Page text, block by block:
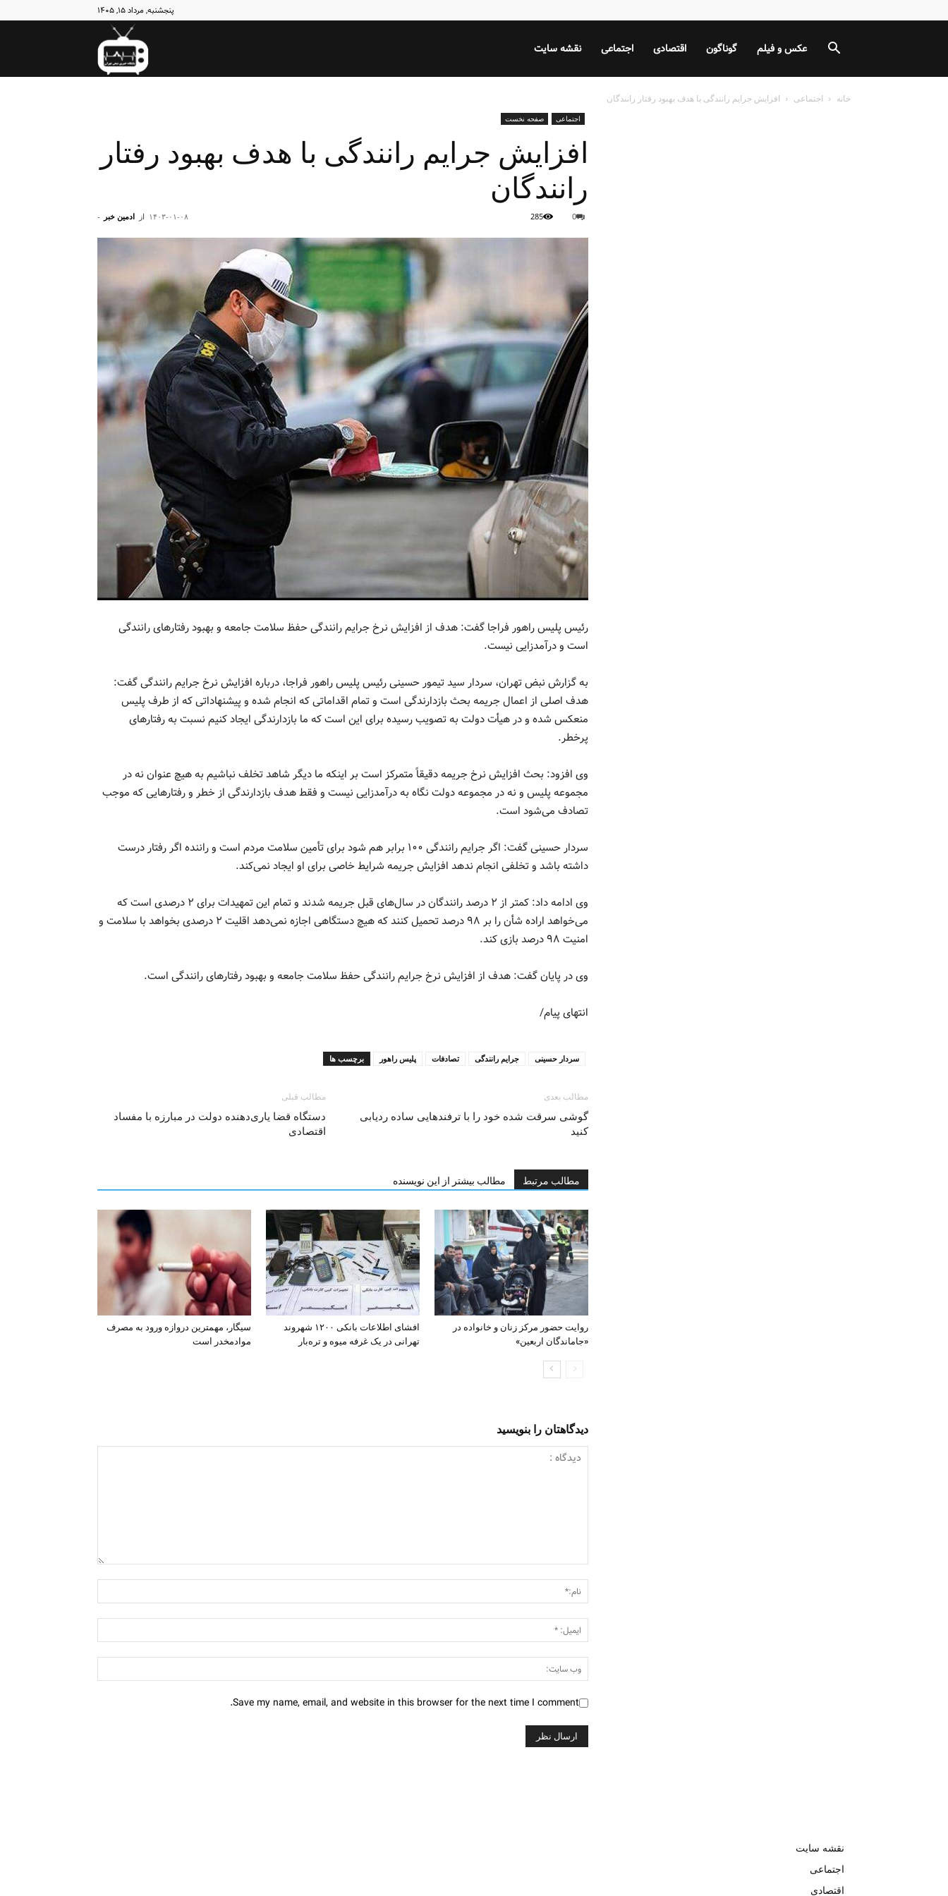
پنجشنبه, مرداد ۱۵, ۱۴۰۵
نبض نقشه سایت اجتماعی اقتصادی گوناگون عکس و فیلم
خانه اجتماعی افزایش جرایم رانندگی با هدف بهبود رفتار رانندگان
اجتماعی صفحه نخست
افزایش جرایم رانندگی با هدف بهبود رفتار
رانندگان
از ادمین خبر - ۱۴۰۳-۰۱-۰۸ 0
285
رئیس پلیس راهور فراجا گفت: هدف از افزایش نرخ جرایم رانندگی حفظ سلامت جامعه و بهبود رفتارهای رانندگی
است و درآمدزایی نیست.
به گزارش نبض تهران، سردار سید تیمور حسینی رئیس پلیس راهور فراجا، درباره افزایش نرخ جرایم رانندگی گفت:
هدف اصلی از اعمال جریمه بحث بازدارندگی است و تمام اقداماتی که انجام شده و پیشنهاداتی که از طرف پلیس
منعکس شده و در هیأت دولت به تصویب رسیده برای این است که ما بازدارندگی ایجاد کنیم نسبت به رفتارهای
پرخطر.
وی افزود: بحث افزایش نرخ جریمه دقیقاً متمرکز است بر اینکه ما دیگر شاهد تخلف نباشیم به هیچ عنوان نه در
مجموعه پلیس و نه در مجموعه دولت نگاه به درآمدزایی نیست و فقط هدف بازدارندگی از خطر و رفتارهایی که موجب
تصادف می‌شود است.
سردار حسینی گفت: اگر جرایم رانندگی ۱۰۰ برابر هم شود برای تأمین سلامت مردم است و راننده اگر رفتار درست
داشته باشد و تخلفی انجام ندهد افزایش جریمه شرایط خاصی برای او ایجاد نمی‌کند.
وی ادامه داد: کمتر از ۲ درصد رانندگان در سال‌های قبل جریمه شدند و تمام این تمهیدات برای ۲ درصدی است که
می‌خواهد اراده شأن را بر ۹۸ درصد تحمیل کنند که هیچ دستگاهی اجازه نمی‌دهد اقلیت ۲ درصدی بخواهد با سلامت و
امنیت ۹۸ درصد بازی کند.
وی در پایان گفت: هدف از افزایش نرخ جرایم رانندگی حفظ سلامت جامعه و بهبود رفتارهای رانندگی است.
انتهای پیام/
برچسب ها پلیس راهور تصادفات جرایم رانندگی سردار حسینی
مطالب قبلی
دستگاه قضا یاری‌دهنده دولت در مبارزه با مفساد
اقتصادی
مطالب بعدی
گوشی سرقت شده خود را با ترفندهایی ساده ردیابی
کنید
مطالب مرتبط مطالب بیشتر از این نویسنده
سیگار، مهمترین دروازه ورود به مصرف
موادمخدر است
افشای اطلاعات بانکی ۱۲۰۰ شهروند
تهرانی در یک غرفه میوه و تره‌بار
روایت حضور مرکز زنان و خانواده در
«جاماندگان اربعین»
دیدگاهتان را بنویسید
Save my name, email, and website in this browser for the next time I comment.
نقشه سایت
اجتماعی
اقتصادی